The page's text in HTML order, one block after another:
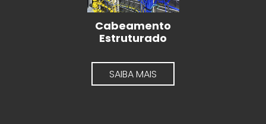
Cabeamento
Estruturado
SAIBA MAIS